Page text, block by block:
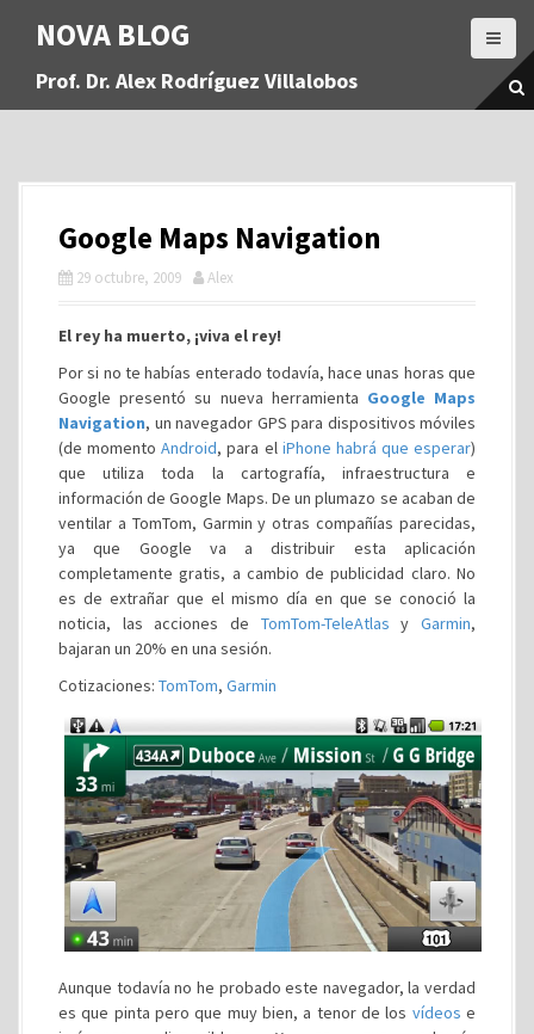
a
NOVA BLOG
Prof. Dr. Alex Rodríguez Villalobos
Google Maps Navigation
29 octubre, 2009 Alex
El rey ha muerto, ¡viva el rey!
Por si no te habías enterado todavía, hace unas horas que
Google presentó su nueva herramienta Google Maps
Navigation, un navegador GPS para dispositivos móviles
(de momentoAndroid, para el iPhone habrá que esperar)
que utiliza toda la cartografía, infraestructura e
información de Google Maps. De un plumazo se acaban de
ventilar a TomTom, Garmin y otras compañías parecidas,
ya que Google va a distribuir esta aplicación
completamente gratis, a cambio de publicidad claro. No
es de extrañar que el mismo día en que se conoció la
noticia, las acciones de TomTom-TeleAtlas yGarmin,
bajaran un 20% en una sesión.
Cotizaciones: TomTom, Garmin
Aunque todavía no he probado este navegador, la verdad
es que pinta pero que muy bien, a tenor de los vídeos e